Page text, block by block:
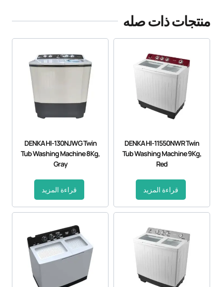
منتجات ذات صله
DENKA HI-11550NWR Twin
Tub Washing Machine 9Kg,
Red
قراءة المزيد
DENKA HI-130NJWG Twin
Tub Washing Machine 8Kg,
Gray
قراءة المزيد